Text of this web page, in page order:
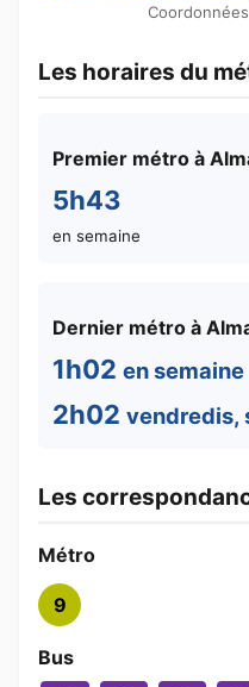
Les horaires du
Premier métro à
5h43
en semaine
Dernier métro à
1h02 en semaine
2h02 vendredis,
Les
Métro
9
Bus